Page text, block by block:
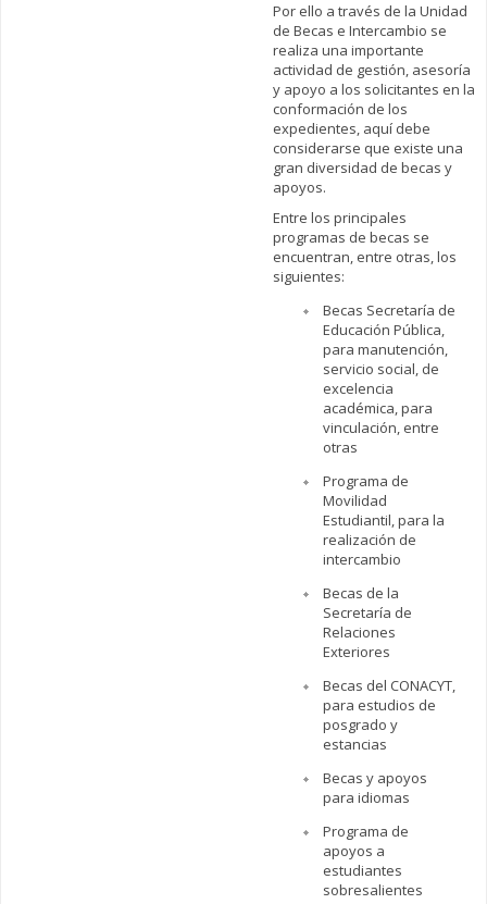
Por ello a través de la Unidad
de Becas e Intercambio se
realiza una importante
actividad de gestión, asesoría
y apoyo a los solicitantes en la
conformación de los
expedientes, aquí debe
considerarse que existe una
gran diversidad de becas y
apoyos.
Entre los principales
programas de becas se
encuentran, entre otras, los
siguientes:
Becas Secretaría de
Educación Pública,
para manutención,
servicio social, de
excelencia
académica, para
vinculación, entre
otras
Programa de
Movilidad
Estudiantil, para la
realización de
intercambio
Becas de la
Secretaría de
Relaciones
Exteriores
Becas del CONACYT,
para estudios de
posgrado y
estancias
Becas y apoyos
para idiomas
Programa de
apoyos a
estudiantes
sobresalientes